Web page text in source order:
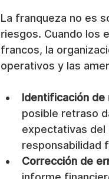
La franqueza no es
riesgos. Cuando los
francos, la
operativos y las
Identificación de
posible retraso
expectativas del
responsabilidad
Corrección de